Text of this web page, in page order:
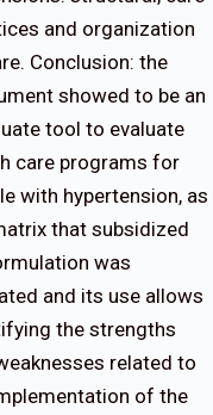
and organization
Conclusion: the
showed to be an
tool to evaluate
care programs for
with hypertension, as
that subsidized
was
and its use allows
the strengths
related to
of the